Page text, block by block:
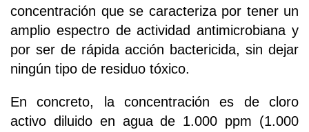
concentración que se caracteriza por tener un
amplio espectro de actividad antimicrobiana y
por ser de rápida acción bactericida, sin dejar
ningún tipo de residuo tóxico.
En concreto, la concentración es de cloro
activo diluido en agua de 1.000 ppm (1.000